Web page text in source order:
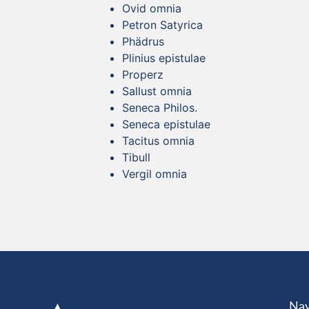
Ovid omnia
Petron Satyrica
Phädrus
Plinius epistulae
Properz
Sallust omnia
Seneca Philos.
Seneca epistulae
Tacitus omnia
Tibull
Vergil omnia